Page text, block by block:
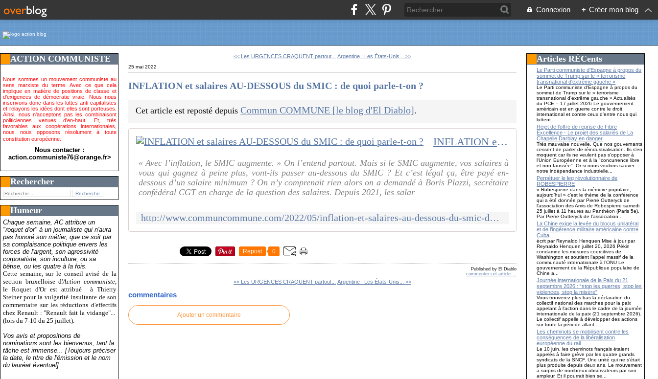
Connexion + Créer mon blog
ACTION COMMUNISTE
Nous sommes un mouvement communiste au
sens marxiste du terme. Avec ce que cela
implique en matière de positions de classe et
d'exigences de démocratie vraie. Nous nous
inscrivons donc dans les luttes anti-capitalistes
et relayons les idées dont elles sont porteuses.
Ainsi, nous n'acceptons pas les combinaisont
politiciennes venues d'en-haut. Et, très
favorables aux coopérations internationales,
nous nous opposons résolument à toute
constitution européenne.
Nous contacter :
action.communiste76@orange.fr>
Rechercher
Humeur
Chaque semaine, AC attribue un
"roquet d'or" à un journaliste qui n'aura
pas honoré son métier, que ce soit par
sa complaisance politique envers les
forces de l'argent, son agressivité
corporatiste, son inculture, ou sa
bêtise, ou les quatre à la fois.
Cette semaine, sur le conseil avisé de la
section bruxelloise d'Action communiste,
le Roquet d'Or est attribué
à Thierry
Steiner pour la vulgarité insultante de son
commentaire sur les réductions d'effectifs
chez Renault : "Renault fait la vidange"...
(lors du 7-10 du 25 juillet).
Vos avis et propositions de
nominations sont les bienvenus, tant la
tâche est immense... [Toujours préciser
la date, le titre de l'émission et le nom
du lauréat éventuel].
<< Les URGENCES CRAQUENT partout... Argentine : Les États-Unis... >>
25 mai 2022
INFLATION et salaires AU-DESSOUS du SMIC : de quoi parle-t-on ?
Cet article est reposté depuisCommun COMMUNE [le blog d'El Diablo].
INFLATION et salaires AU-DESSOUS du SMIC : de quoi parle-t-on ?
« Avec l’inflation, le SMIC augmente. » On l’entend partout. Mais si le SMIC augmente, vos salaires à
vous qui gagnez à peine plus, vont-ils passer au-dessous du SMIC ? Et c’est légal ça, être payé en-
dessous d’un salaire minimum ? On n’y comprenait rien alors on a demandé à Boris Plazzi, secrétaire
confédéral CGT en charge de la question des salaires. Depuis 2021, les salar
http://www.communcommune.com/2022/05/inflation-et-salaires-au-dessous-du-smic-de-quoi-parle-t-on.html
Repost 0
Published by El Diablo
commenter cet article …
<< Les URGENCES CRAQUENT partout... Argentine : Les États-Unis... >>
commentaires
Ajouter un commentaire
Articles RÉCents
Le Parti communiste d'Espagne à propos du
sommet de Trump sur le « terrorisme
transnational d'extrême gauche »
Le Parti communiste d'Espagne à propos du
sommet de Trump sur le « terrorisme
transnational d'extrême gauche » Actualités
du PCE – 17 juillet 2026 Le gouvernement
américain est en guerre contre le droit
international et contre ceux d'entre nous qui
luttent...
Rejet de l’offre de reprise de Fibre
Excellence - Le projet des salariés de La
Chapelle Darblay en danger
Très mauvaise nouvelle. Que nos gouvernants
cessent de parler de réindustrialisation. Ils s'en
moquent car ils ne veulent pas s'opposer à
l'Union Européenne et à la "concurrence libre
et non faussée". Or si nous voulons sauver
notre indépendance industrielle...
Perpétuer le leg révolutionnaire de
ROBESPIERRE
« Robespierre dans la mémoire populaire,
aujourd’hui » c’est le thème de la conférence
qui a été donnée par Pierre Outteryck de
l’association des Amis de Robespierre samedi
25 juillet à 11 heures au Panthéon (Paris 5e).
Par Pierre Outteryck de l’association...
La Chine exige la levée du blocus unilatéral
et de l’ingérence militaire américaine contre
Cuba
écrit par Reynaldo Henquen Mise à jour par
Reynaldo Henquen juillet 20, 2026 Pékin
condamne les mesures coercitives de
Washington et soutient l’appel massif de la
communauté internationale à l’ONU Le
gouvernement de la République populaire de
Chine a...
Journée internationale de la Paix du 21
septembre 2026 : “stop les guerres, stop les
violences, stop la misère”
Vous trouverez plus bas la déclaration du
collectif national des marches pour la paix
appelant à l'action dans le cadre de la journée
internationale de la paix (21 septembre 2026).
Le collectif appelle à développer des actions
sur toute la période allant...
Les cheminots se mobilisent contre les
conséquences de la libéralisation
européenne du rail…
Le 10 juin, les cheminots français étaient
appelés à faire grève par les quatre grands
syndicats de la SNCF. Une unité qui ne s’était
plus produite depuis deux ans. Le mouvement
a surpris de nombreux observateurs par son
ampleur. Et il pourrait bien se...